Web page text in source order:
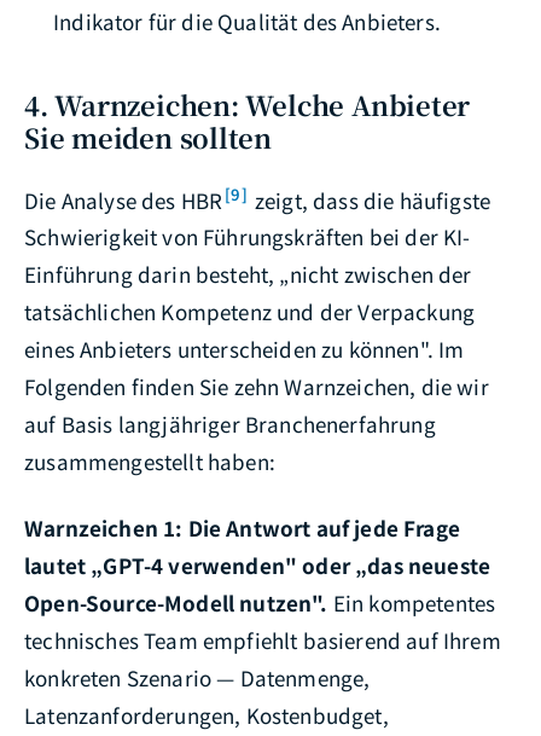
Indikator für die Qualität des Anbieters.
4. Warnzeichen: Welche Anbieter
Sie meiden sollten
Die Analyse des HBR [9] zeigt, dass die häufigste
Schwierigkeit von Führungskräften bei der KI-
Einführung darin besteht, „nicht zwischen der
tatsächlichen Kompetenz und der Verpackung
eines Anbieters unterscheiden zu können". Im
Folgenden finden Sie zehn Warnzeichen, die wir
auf Basis langjähriger Branchenerfahrung
zusammengestellt haben:
Warnzeichen 1: Die Antwort auf jede Frage
lautet „GPT-4 verwenden" oder „das neueste
Open-Source-Modell nutzen". Ein kompetentes
technisches Team empfiehlt basierend auf Ihrem
konkreten Szenario — Datenmenge,
Latenzanforderungen, Kostenbudget,